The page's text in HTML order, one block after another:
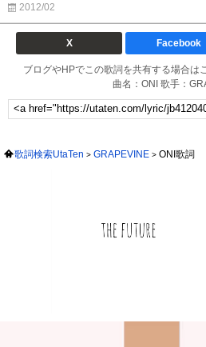
2012/02
X Facebook
ブログやHPでこの歌詞を共有する場合は
曲名：ONI 歌手：
歌詞検索UtaTen GRAPEVINE ONI歌詞